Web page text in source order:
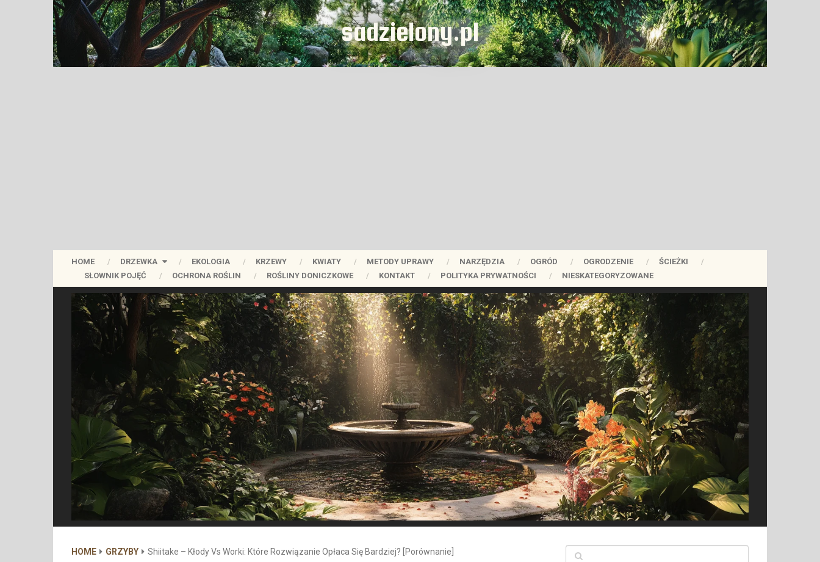
sadzielony.pl
HOME DRZEWKA EKOLOGIA KRZEWY KWIATY METODY UPRAWY NARZĘDZIA OGRÓD OGRODZENIE
ŚCIEŻKI
SŁOWNIK POJĘĆ
OCHRONA ROŚLIN ROŚLINY DONICZKOWE KONTAKT POLITYKA PRYWATNOŚCI NIESKATEGORYZOWANE
HOME GRZYBY Shiitake – Kłody Vs Worki: Które Rozwiązanie Opłaca Się Bardziej? [porównanie]